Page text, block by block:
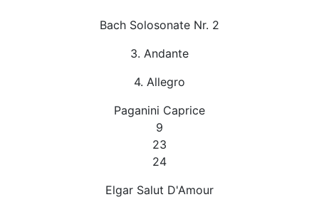
Bach Solosonate Nr. 2
3. Andante
4. Allegro
Paganini Caprice
9
23
24
Elgar Salut D'Amour